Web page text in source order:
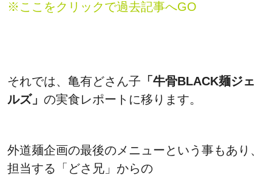
※ここをクリックで過去記事へGO
それでは、亀有どさん子 「牛骨BLACK麺ジェ
ルズ」 の実食レポートに移ります。
外道麺企画の最後のメニューという事もあり、
担当する「どさ兄」からの